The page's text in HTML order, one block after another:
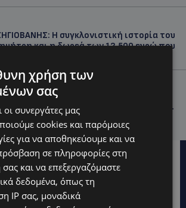
Η συγκλονιστική ιστορία του
και η δωρεά των 12.500 ευρώ που
ΣΤΗΝ ΚΥΠΡΟ: Πότε επιτρέπεται και
να έχεις μαϊμού ως κατοικίδιο –
να διατηρείς νόμιμα
χρήση των
σας
οι συνεργάτες μας
cookies και παρόμοιες
για να αποθηκεύουμε και να
σε πληροφορίες στη
και να επεξεργαζόμαστε
δεδομένα, όπως τη
IP σας, μοναδικά